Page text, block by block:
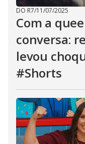
DO R7/11/07/2025
Com a
conversa:
levou
#Shorts